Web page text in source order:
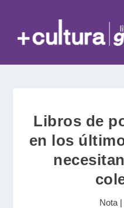
Libros de
en los
Nota|